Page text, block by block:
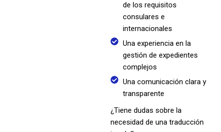
de los requisitos
consulares e
internacionales
Una experiencia en la
gestión de expedientes
complejos
Una comunicación clara y
transparente
¿Tiene dudas sobre la
necesidad de una traducción